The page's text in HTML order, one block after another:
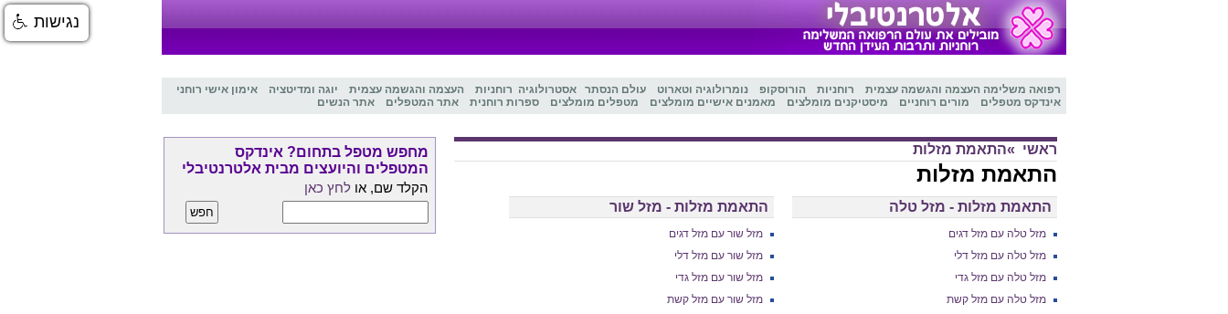
רפואה משלימה העצמה והגשמה עצמית רוחניות הורוסקופ נומרולוגיה וטארוט עולם הנסתר אסטרולוגיה רוחניות העצמה והגשמה עצמית יוגה ומדיטציה
אימון אישי רוחני
אינדקס מטפלים
מורים רוחניים מיסטיקנים מומלצים מאמנים אישיים מומלצים מטפלים מומלצים ספרות רוחנית אתר המטפלים אתר הנשים
ראשי »התאמת מזלות
התאמת מזלות
התאמת מזלות - מזל טלה
מזל טלה עם מזל דגים
מזל טלה עם מזל דלי
מזל טלה עם מזל גדי
מזל טלה עם מזל קשת
התאמת מזלות - מזל שור
מזל שור עם מזל דגים
מזל שור עם מזל דלי
מזל שור עם מזל גדי
מזל שור עם מזל קשת
מחפש מטפל בתחום? אינדקס
המטפלים והיועצים מבית אלטרנטיבלי
הקלד שם, או לחץ כאן
נגישות